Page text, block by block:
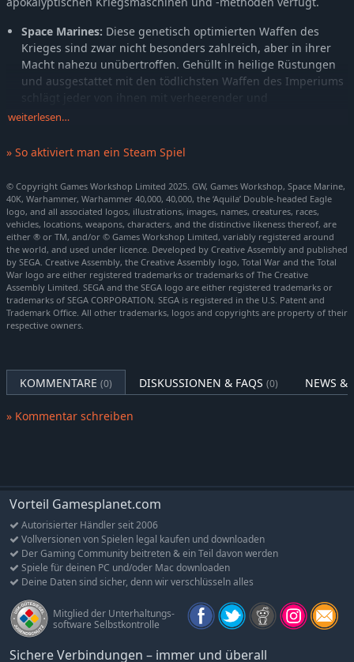
Space Marines: Diese genetisch optimierten Waffen des
Krieges sind zwar nicht besonders zahlreich, aber in ihrer
Macht nahezu unübertroffen. Gehüllt in heilige Rüstungen
und ausgestattet mit den tödlichsten Waffen des Imperiums
unnachgiebiger Präzision zu.
unerbittlich, nahezu zahllos und leben für den Krieg. Sie
dabei auf unberechenbare Waffen und klappernde
Kriegsmaschinen – angetrieben von der Urgewalt des
WAAAGH!
Aeldari:Eine uralte und schwindende Art der Xenos, die
einst über die Sterne herrschte und sich nun gegen ihr
Schicksal auflehnt. Schnell und trügerisch schlagen sie mit
psionischer Präzision und eleganten Waffen zu. Sie nutzen
die Schwächen ihrer Gegner aus und verschwinden dann in
den Schatten.
und Stahl. Unter dem Tosen der Panzer und dem Donner der
Artillerie marschieren ihre Legionen von Soldaten, um ihre
Feinde mit disziplinierter Wut und schierer Entschlossenheit
oder kreiere deine ganz eigene Armee mit einer beispiellosen
Auswahl an Anpassungsmöglichkeiten, die die Freiheit des
Tabletop-Originals zum Leben erwecken.
Gestalte deine Armee individuell:Gib deiner Kriegerschar
einen Namen, wähle ihre heiligen Farben und schmücke
ihre Regimenter mit einer Reihe von Symbolen, um deine
Feinde in Angst und Schrecken zu versetzen.
Modifiziere deine Krieger:
deiner Fraktion für Kampagne und Gefechte an und statte
weiterlesen…
» So aktiviert man ein Steam Spiel
© Copyright Games Workshop Limited 2025. GW, Games Workshop, Space Marine,
40K, Warhammer, Warhammer 40,000, 40,000, the ‘Aquila’ Double-headed Eagle
logo, and all associated logos, illustrations, images, names, creatures, races,
vehicles, locations, weapons, characters, and the distinctive likeness thereof, are
either ® or TM, and/or © Games Workshop Limited, variably registered around
the world, and used under licence. Developed by Creative Assembly and published
by SEGA. Creative Assembly, the Creative Assembly logo, Total War and the Total
War logo are either registered trademarks or trademarks of The Creative
Assembly Limited. SEGA and the SEGA logo are either registered trademarks or
trademarks of SEGA CORPORATION. SEGA is registered in the U.S. Patent and
Trademark Office. All other trademarks, logos and copyrights are property of their
respective owners.
KOMMENTARE (0) DISKUSSIONEN & FAQS (0) NEWS &
» Kommentar schreiben
Vorteil Gamesplanet.com
Autorisierter Händler seit 2006
Vollversionen von Spielen legal kaufen und downloaden
Der Gaming Community beitreten & ein Teil davon werden
Spiele für deinen PC und/oder Mac downloaden
Deine Daten sind sicher, denn wir verschlüsseln alles
Mitglied der Unterhaltungs-
software Selbstkontrolle
Sichere Verbindungen – immer und überall